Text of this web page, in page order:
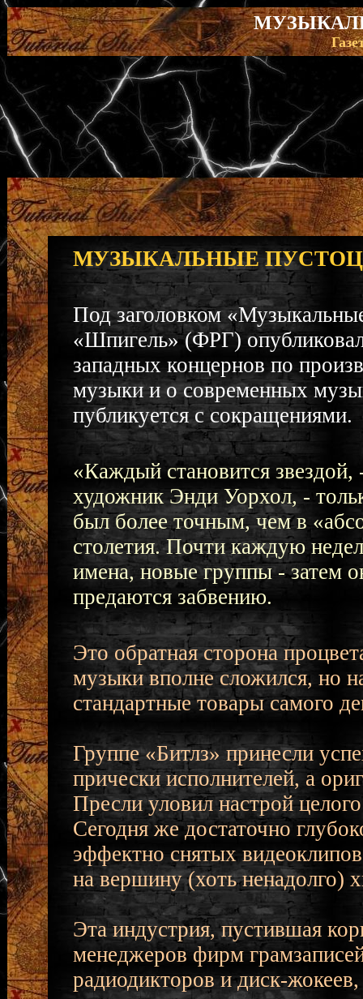
МУЗЫКАЛЬНЫЕ
Под заголовком
«Шпигель» (ФРГ)
западных концернов по
музыки и о современных
публикуется с сокращениями.
«Каждый становится
художник Энди Уорхол, -
был более точным, чем в
столетия. Почти каждую
имена, новые группы - затем
предаются забвению.
Это обратная сторона
музыки вполне сложился, но
стандартные товары самого
Группе «Битлз» принесли
прически исполнителей, а
Пресли уловил настрой
Сегодня же достаточно
эффектно снятых видеоклипов
на вершину (хоть ненадолго)
Эта индустрия, пустившая
менеджеров фирм
радиодикторов и диск-